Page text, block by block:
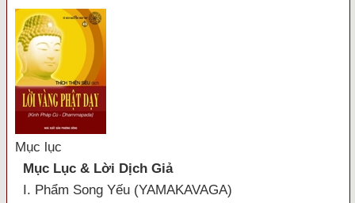
Mục lục
Mục Lục & Lời Dịch Giả
I. Phẩm Song Yếu (YAMAKAVAGA)